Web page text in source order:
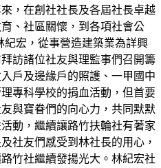
，在創社社長及各屆社長卓越
、社區關懷，到各項社會公
紀宏，從事營造建築業為詳興
訪諸位社友與理監事們召開籌
戶及邊緣戶的照護、一甲國中
專科學校的捐血活動，但首要
與寶眷們的向心力，共同默默
動，繼續讓路竹扶輪社有著家
社友們感受到林社長的用心，
竹社繼續發揚光大。林紀宏社